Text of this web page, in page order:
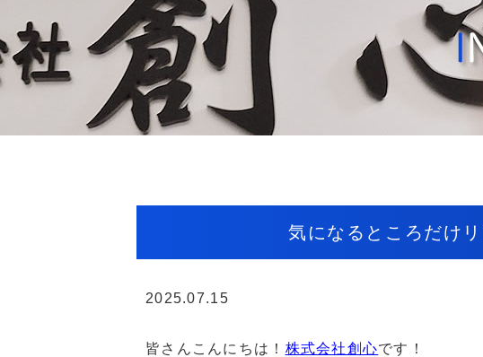
気になるところだけ
2025.07.15
皆さんこんにちは！ 株式会社創心です！